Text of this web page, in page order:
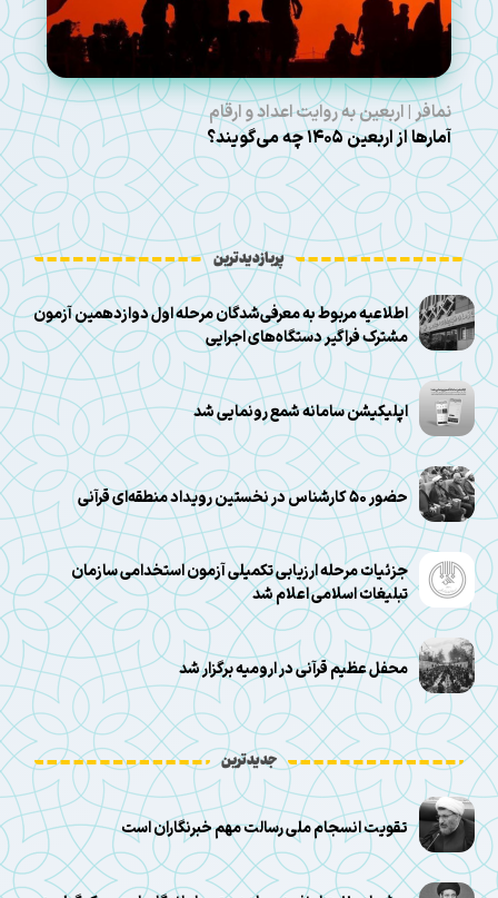
نمافر | اربعین به روایت اعداد و ارقام
آمارها از اربعین ۱۴۰۵ چه می‌گویند؟
پربازدیدترین
اطلاعیه مربوط به معرفی‌شدگان مرحله اول دوازدهمین آزمون
مشترک فراگیر دستگاه‌های اجرایی
اپلیکیشن سامانه شمع رونمایی شد
حضور ۵۰ کارشناس در نخستین رویداد منطقه‌ای قرآنی
جزئیات مرحله ارزیابی تکمیلی آزمون استخدامی سازمان
تبلیغات اسلامی اعلام شد
محفل عظیم قرآنی در ارومیه برگزار شد
جدیدترین
تقویت انسجام ملی رسالت مهم خبرنگاران است